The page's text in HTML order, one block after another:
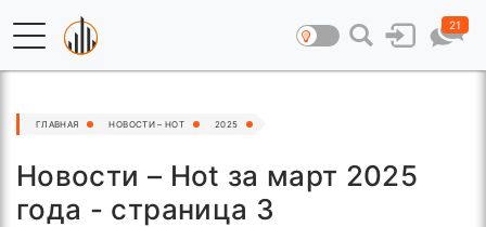
21
ГЛАВНАЯ НОВОСТИ – HOT 2025
Новости – Hot за март 2025
года - страница 3